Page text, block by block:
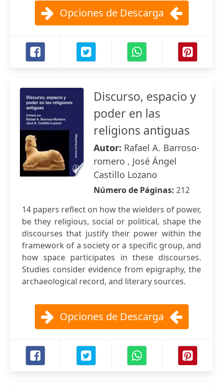
Opciones de Descarga
Discurso, espacio y
poder en las
religions antiguas
Autor: Rafael A. Barroso-
romero , José Ángel
Castillo Lozano
Número de Páginas: 212
14 papers reflect on how the wielders of power,
be they religious, social or political, shape the
discourses that justify their power within the
framework of a society or a specific group, and
how space participates in these discourses.
Studies consider evidence from epigraphy, the
archaeological record, and literary sources.
Opciones de Descarga